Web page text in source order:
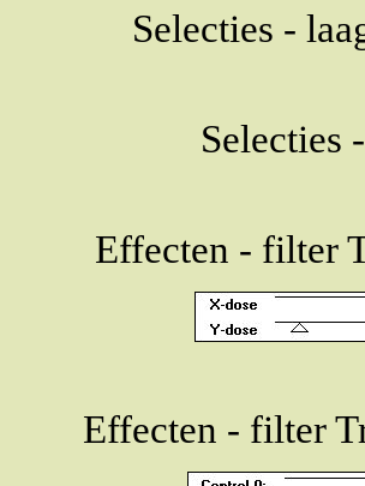
Selecties -
Selecties
Effecten - filter
Effecten - filter